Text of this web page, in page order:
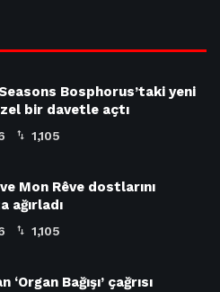
Bosphorus’taki yeni
bir davetle açtı
1,105
Mon Rêve dostlarını
ağırladı
1,105
Bağışı’ çağrısı